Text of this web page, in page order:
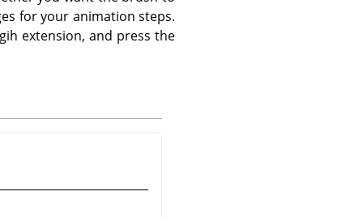
for your animation steps.
extension, and press the